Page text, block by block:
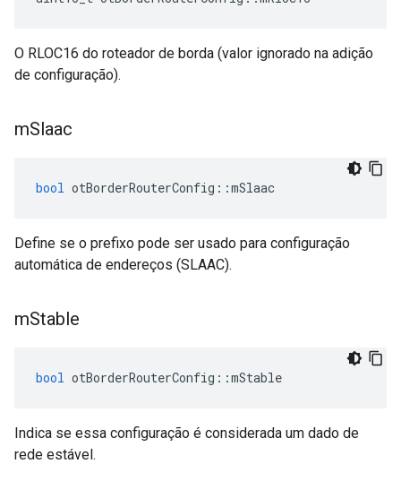
O RLOC16 do roteador de borda (valor ignorado na adição
de configuração).
mSlaac
bool otBorderRouterConfig ::mSlaac
Define se o prefixo pode ser usado para configuração
automática de endereços (SLAAC).
mStable
bool otBorderRouterConfig ::mStable
Indica se essa configuração é considerada um dado de
rede estável.